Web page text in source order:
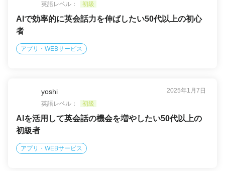
英語レベル：
初級
AIで効率的に英会話力を伸ばしたい50代以上の初心
者
アプリ・WEBサービス
yoshi
2025年1月7日
英語レベル：
初級
AIを活用して英会話の機会を増やしたい50代以上の
初級者
アプリ・WEBサービス